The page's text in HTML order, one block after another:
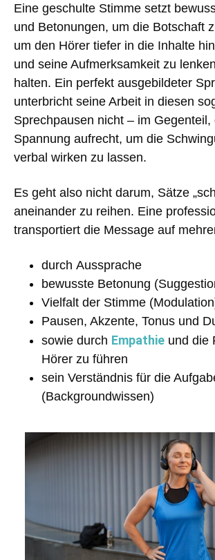
Eine geschulte Stimme setzt
und Betonungen, um die Botschaft
um den Hörer tiefer in die Inhalte
und seine Aufmerksamkeit zu
halten. Ein perfekt ausgebildeter
unterbricht seine Arbeit in diesen
Sprechpausen nicht – im Gegenteil,
Spannung aufrecht, um die
verbal wirken zu lassen.
Es geht also nicht darum, Sätze
aneinander zu reihen. Eine
transportiert die Message auf
durch Aussprache
bewusste Betonung
Vielfalt der Stimme
Pausen, Akzente, Tonus und
sowie durch Empathie und die
Hörer zu führen
sein Verständnis für die
(Backgroundwissen)